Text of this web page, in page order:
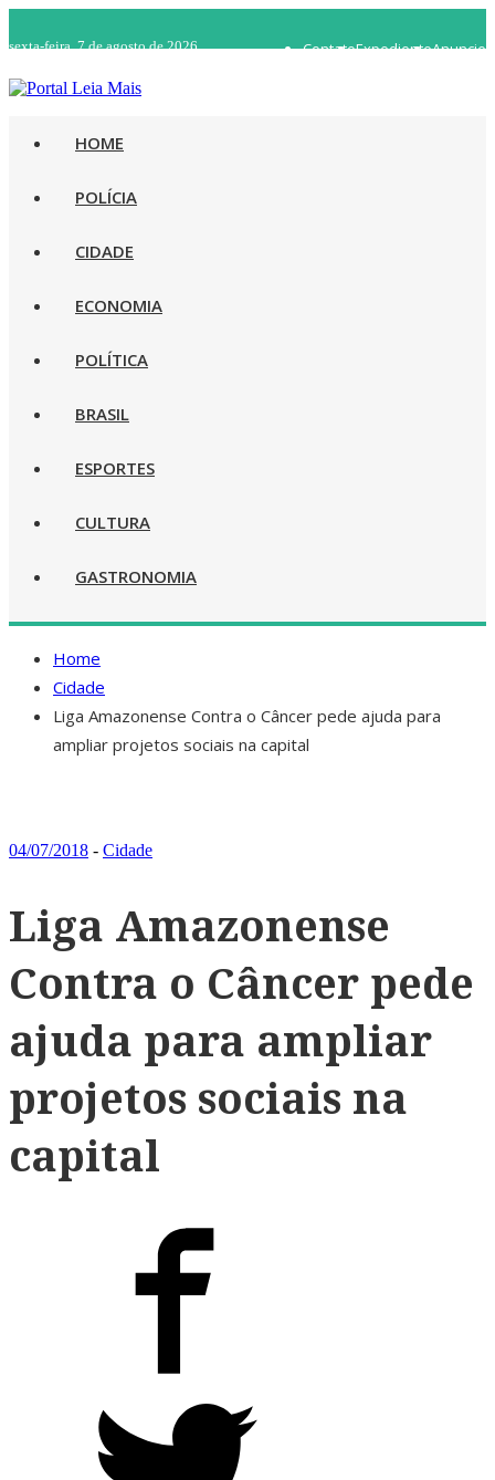
sexta-feira, 7 de agosto de 2026 Anuncie
Expediente
Contato
HOME
POLÍCIA
CIDADE
ECONOMIA
POLÍTICA
BRASIL
ESPORTES
CULTURA
GASTRONOMIA
Home
Cidade
Liga Amazonense Contra o Câncer pede ajuda para
ampliar projetos sociais na capital
04/07/2018 - Cidade
Liga Amazonense
Contra o Câncer pede
ajuda para ampliar
projetos sociais na
capital